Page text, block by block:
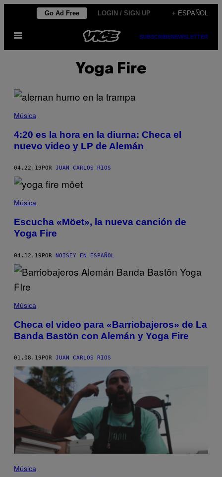
contenido
Go Ad Free LOGIN / SIGN UP + ESPAÑOL
Abrir
SUBSCRIBENEWSLETTER
Yoga Fire
Música
4:20 es la hora en la diurna: Checa el
nuevo video y LP de Alemán
04.22.19 POR JUAN CARLOS RIOS
Música
Escucha «Möet», la nueva canción de
Yoga Fire
04.12.19POR NOISEY EN ESPAÑOL
Música
Checa el video para «Barriobajeros» de La
Banda Bastön con Alemán y Yoga Fire
01.08.19 POR JUAN CARLOS RIOS
Música